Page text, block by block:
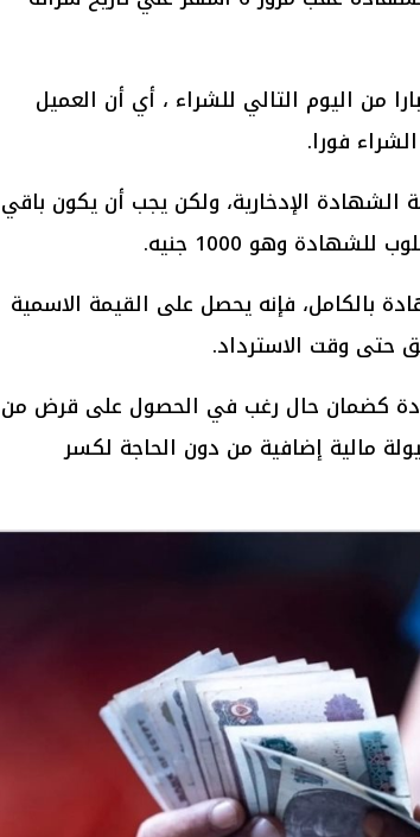
من اليوم التالي للشراء ، أي أن العميل
فورا.
الشهادة الإدخارية، ولكن يجب أن يكون باقي
وهو 1000 جنيه.
بالكامل، فإنه يحصل على القيمة الاسمية
حتى وقت الاسترداد.
كضمان حال رغب في الحصول على قرض من
مالية إضافية من دون الحاجة لكسر